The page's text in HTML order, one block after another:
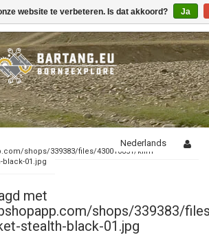
shops/339383/files/430010851/klim-
black-01.jpg
Nederlands
met
shops/339383/
stealth-black-01.jpg
website te verbeteren. Is dat akkoord? Ja